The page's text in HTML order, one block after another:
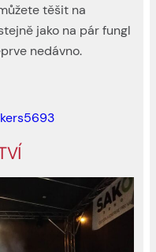
těšit na
jako na pár fungl
nedávno.